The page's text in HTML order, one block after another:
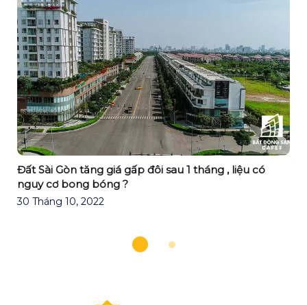
Đất Sài Gòn tăng giá gấp đôi sau 1 tháng , liệu có
nguy cơ bong bóng ?
30 Tháng 10, 2022